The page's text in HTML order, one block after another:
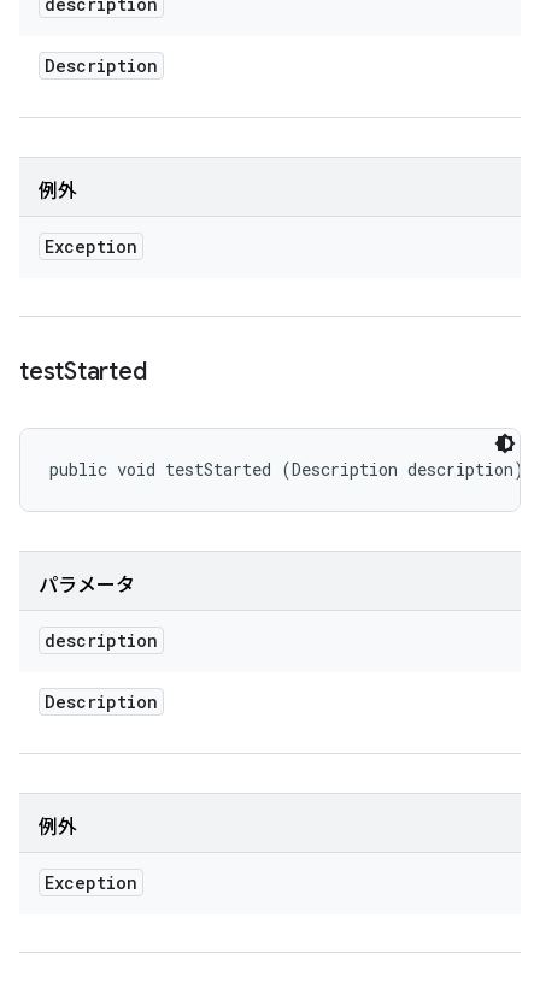
Description
例外
Exception
testStarted
public void testStarted (Description description)
パラメータ
description
Description
例外
Exception